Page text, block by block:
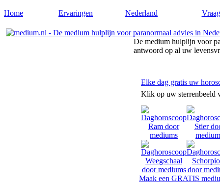
Home Ervaringen Nederland
De medium hulplijn voor
antwoord op al uw
Elke dag gratis uw
Klik op uw sterrenbeeld
Maak een GRATIS